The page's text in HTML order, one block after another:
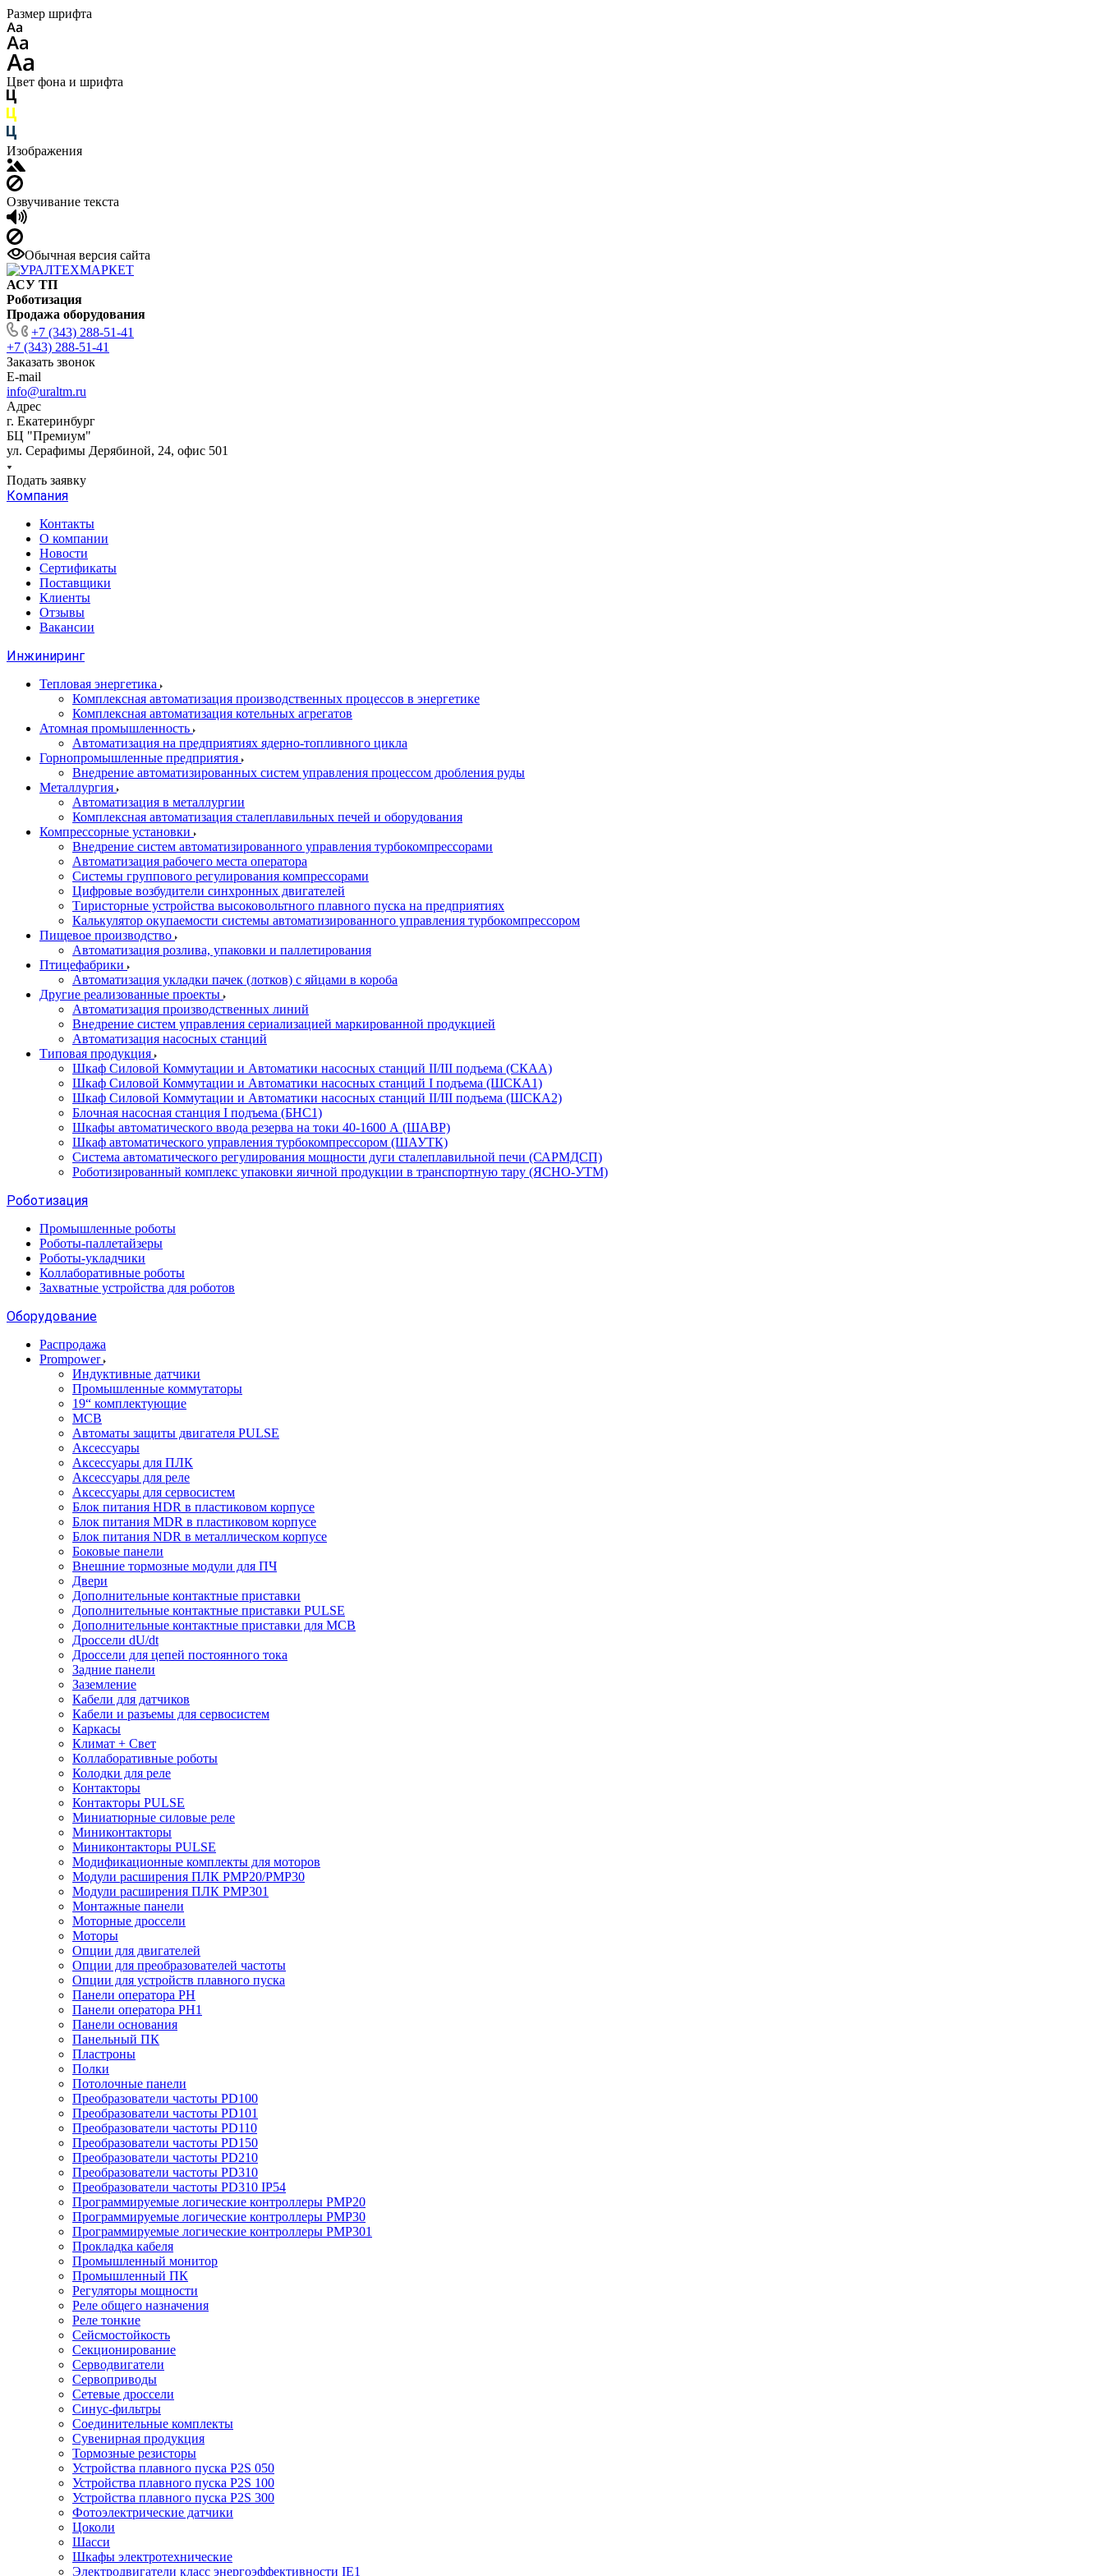
Размер шрифта
Цвет фона и шрифта
Изображения
Озвучивание текста
Обычная версия сайта
АСУ ТП
Роботизация
Продажа оборудования
+7 (343) 288-51-41
+7 (343) 288-51-41
Заказать звонок
E-mail
info@uraltm.ru
Адрес
г. Екатеринбург
БЦ "Премиум"
ул. Серафимы Дерябиной, 24, офис 501
Подать заявку
Компания
Контакты
О компании
Новости
Сертификаты
Поставщики
Клиенты
Отзывы
Вакансии
Инжиниринг
Тепловая энергетика
Комплексная автоматизация производственных процессов в энергетике
Комплексная автоматизация котельных агрегатов
Атомная промышленность
Автоматизация на предприятиях ядерно-топливного цикла
Горнопромышленные предприятия
Внедрение автоматизированных систем управления процессом дробления руды
Металлургия
Автоматизация в металлургии
Комплексная автоматизация сталеплавильных печей и оборудования
Компрессорные установки
Внедрение систем автоматизированного управления турбокомпрессорами
Автоматизация рабочего места оператора
Системы группового регулирования компрессорами
Цифровые возбудители синхронных двигателей
Тиристорные устройства высоковольтного плавного пуска на предприятиях
Калькулятор окупаемости системы автоматизированного управления турбокомпрессором
Пищевое производство
Автоматизация розлива, упаковки и паллетирования
Птицефабрики
Автоматизация укладки пачек (лотков) с яйцами в короба
Другие реализованные проекты
Автоматизация производственных линий
Внедрение систем управления сериализацией маркированной продукцией
Автоматизация насосных станций
Типовая продукция
Шкаф Силовой Коммутации и Автоматики насосных станций II/III подъема (СКАА)
Шкаф Силовой Коммутации и Автоматики насосных станций I подъема (ШСКА1)
Шкаф Силовой Коммутации и Автоматики насосных станций II/III подъема (ШСКА2)
Блочная насосная станция I подъема (БНС1)
Шкафы автоматического ввода резерва на токи 40-1600 А (ШАВР)
Шкаф автоматического управления турбокомпрессором (ШАУТК)
Система автоматического регулирования мощности дуги сталеплавильной печи (САРМДСП)
Роботизированный комплекс упаковки яичной продукции в транспортную тару (ЯСНО-УТМ)
Роботизация
Промышленные роботы
Роботы-паллетайзеры
Роботы-укладчики
Коллаборативные роботы
Захватные устройства для роботов
Оборудование
Распродажа
Prompower
Индуктивные датчики
Промышленные коммутаторы
19“ комплектующие
MCB
Автоматы защиты двигателя PULSE
Аксессуары
Аксессуары для ПЛК
Аксессуары для реле
Аксессуары для сервосистем
Блок питания HDR в пластиковом корпусе
Блок питания MDR в пластиковом корпусе
Блок питания NDR в металлическом корпусе
Боковые панели
Внешние тормозные модули для ПЧ
Двери
Дополнительные контактные приставки
Дополнительные контактные приставки PULSE
Дополнительные контактные приставки для MCB
Дроссели dU/dt
Дроссели для цепей постоянного тока
Задние панели
Заземление
Кабели для датчиков
Кабели и разъемы для сервосистем
Каркасы
Климат + Свет
Коллаборативные роботы
Колодки для реле
Контакторы
Контакторы PULSE
Миниатюрные силовые реле
Миниконтакторы
Миниконтакторы PULSE
Модификационные комплекты для моторов
Модули расширения ПЛК PMP20/PMP30
Модули расширения ПЛК PMP301
Монтажные панели
Моторные дроссели
Моторы
Опции для двигателей
Опции для преобразователей частоты
Опции для устройств плавного пуска
Панели оператора PH
Панели оператора PH1
Панели основания
Панельный ПК
Пластроны
Полки
Потолочные панели
Преобразователи частоты PD100
Преобразователи частоты PD101
Преобразователи частоты PD110
Преобразователи частоты PD150
Преобразователи частоты PD210
Преобразователи частоты PD310
Преобразователи частоты PD310 IP54
Программируемые логические контроллеры PMP20
Программируемые логические контроллеры PMP30
Программируемые логические контроллеры PMP301
Прокладка кабеля
Промышленный монитор
Промышленный ПК
Регуляторы мощности
Реле общего назначения
Реле тонкие
Сейсмостойкость
Секционирование
Серводвигатели
Сервоприводы
Сетевые дроссели
Синус-фильтры
Соединительные комплекты
Сувенирная продукция
Тормозные резисторы
Устройства плавного пуска P2S 050
Устройства плавного пуска P2S 100
Устройства плавного пуска P2S 300
Фотоэлектрические датчики
Цоколи
Шасси
Шкафы электротехнические
Электродвигатели класс энергоэффективности IE1